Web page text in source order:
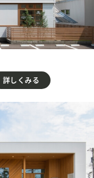
詳しくみる